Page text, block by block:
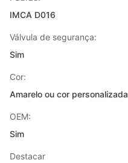
IMCA D016
Válvula de segurança:
Sim
Cor:
Amarelo ou cor personalizada
OEM:
Sim
Destacar